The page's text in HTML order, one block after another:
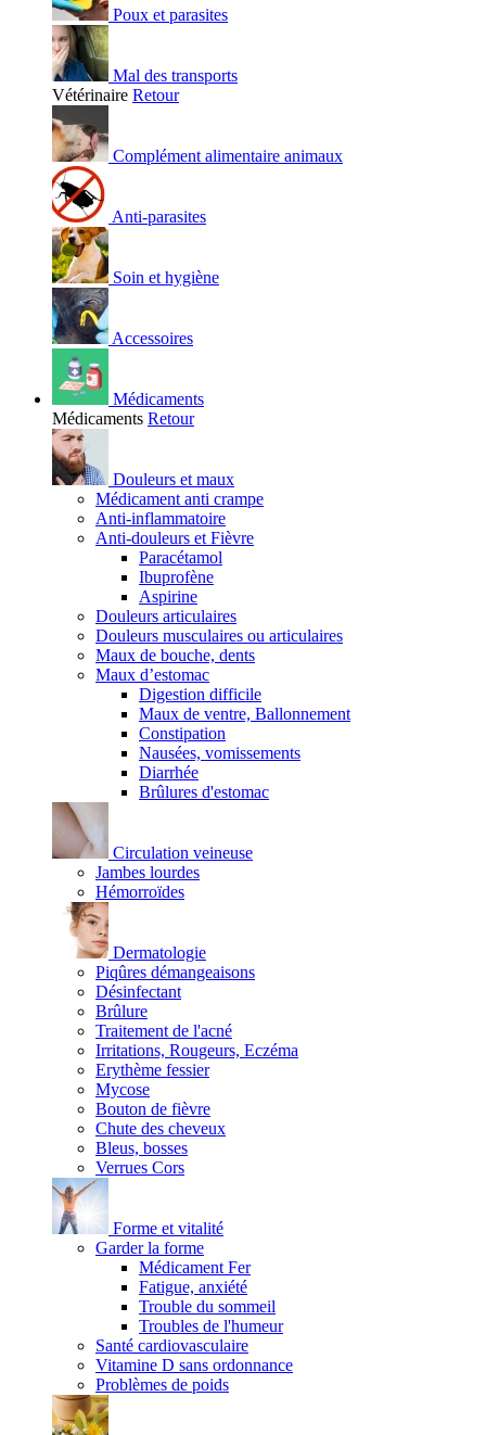
Poux et parasites
Mal des transports
Vétérinaire Retour
Complément alimentaire animaux
Anti-parasites
Soin et hygiène
Accessoires
Médicaments
Médicaments Retour
Douleurs et maux
Médicament anti crampe
Anti-inflammatoire
Anti-douleurs et Fièvre
Paracétamol
Ibuprofène
Aspirine
Douleurs articulaires
Douleurs musculaires ou articulaires
Maux de bouche, dents
Maux d’estomac
Digestion difficile
Maux de ventre, Ballonnement
Constipation
Nausées, vomissements
Diarrhée
Brûlures d'estomac
Circulation veineuse
Jambes lourdes
Hémorroïdes
Dermatologie
Piqûres démangeaisons
Désinfectant
Brûlure
Traitement de l'acné
Irritations, Rougeurs, Eczéma
Erythème fessier
Mycose
Bouton de fièvre
Chute des cheveux
Bleus, bosses
Verrues Cors
Forme et vitalité
Garder la forme
Médicament Fer
Fatigue, anxiété
Trouble du sommeil
Troubles de l'humeur
Santé cardiovasculaire
Vitamine D sans ordonnance
Problèmes de poids